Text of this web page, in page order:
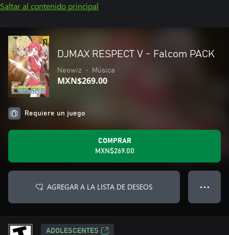
Saltar al contenido principal
DJMAX RESPECT V - Falcom PACK
Neowiz • Música
MXN$269.00
Requiere un juego
COMPRAR
MXN$269.00
AGREGAR A LA LISTA DE DESEOS ● ● ●
ADOLESCENTES